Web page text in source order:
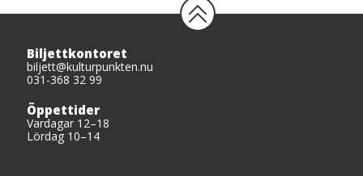
Biljettkontoret
biljett@kulturpunkten.nu
031-368 32 99
Öppettider
Vardagar 12–18
Lördag 10–14